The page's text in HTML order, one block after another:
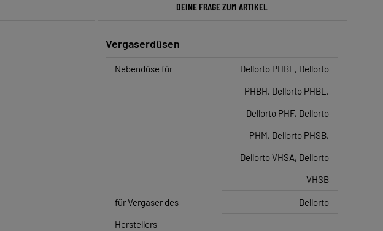
DEINE FRAGE ZUM ARTIKEL
Vergaserdüsen
Nebendüse für
Dellorto PHBE, Dellorto
PHBH, Dellorto PHBL,
Dellorto PHF, Dellorto
PHM, Dellorto PHSB,
Dellorto VHSA, Dellorto
VHSB
für Vergaser des
Herstellers
Dellorto